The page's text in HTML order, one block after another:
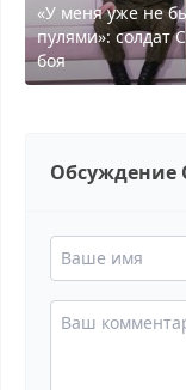
«У меня уже не
пулями»: солдат
боя
Обсуждение